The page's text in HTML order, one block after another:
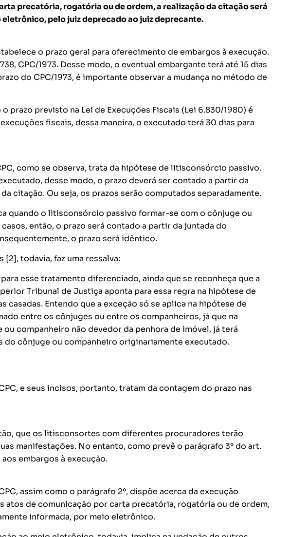
precatória, rogatória ou de ordem, a realização da citação será
pelo juiz deprecado ao juiz deprecante.
o prazo geral para oferecimento de embargos à execução.
CPC/1973. Desse modo, o eventual embargante terá até 15 dias
do CPC/1973, é importante observar a mudança no método de
prazo previsto na Lei de Execuções Fiscais (Lei 6.830/1980) é
fiscais, dessa maneira, o executado terá 30 dias para
como se observa, trata da hipótese de litisconsórcio passivo.
desse modo, o prazo deverá ser contado a partir da
citação. Ou seja, os prazos serão computados separadamente.
quando o litisconsórcio passivo formar-se com o cônjuge ou
então, o prazo será contado a partir da juntada do
o prazo será idêntico.
todavia, faz uma ressalva:
esse tratamento diferenciado, ainda que se reconheça que a
Tribunal de Justiça aponta para essa regra na hipótese de
casadas. Entendo que a exceção só se aplica na hipótese de
entre os cônjuges ou entre os companheiros, já que na
companheiro não devedor da penhora de imóvel, já terá
cônjuge ou companheiro originariamente executado.
e seus incisos, portanto, tratam da contagem do prazo nas
que os litisconsortes com diferentes procuradores terão
manifestações. No entanto, como prevê o parágrafo 3º do art.
embargos à execução.
assim como o parágrafo 2º, dispõe acerca da execução
atos de comunicação por carta precatória, rogatória ou de ordem,
informada, por meio eletrônico.